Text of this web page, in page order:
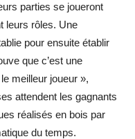
parties se joueront
leurs rôles. Une
pour ensuite établir
que c’est une
meilleur joueur »,
attendent les gagnants
réalisés en bois par
du temps.